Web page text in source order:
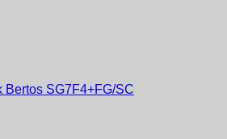
Bertos SG7F4+FG/SC